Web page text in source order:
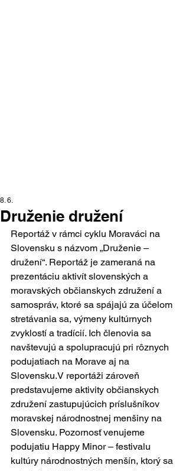
Druženie družení
8. 6.
Reportáž v rámci cyklu Moraváci na
Slovensku s názvom „Druženie –
družení“. Reportáž je zameraná na
prezentáciu aktivít slovenských a
moravských občianskych združení a
samospráv, ktoré sa spájajú za účelom
stretávania sa, výmeny kultúrnych
zvyklostí a tradícií. Ich členovia sa
navštevujú a spolupracujú pri rôznych
podujatiach na Morave aj na
Slovensku.V reportáži zároveň
predstavujeme aktivity občianskych
združení zastupujúcich príslušníkov
moravskej národnostnej menšiny na
Slovensku. Pozornosť venujeme
podujatiu Happy Minor – festivalu
kultúry národnostných menšín, ktorý sa